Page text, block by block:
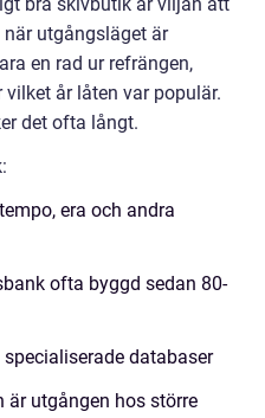
bra skivbutik är viljan att
när utgångsläget är
en rad ur refrängen,
år låten var populär.
det ofta långt.
era och andra
ofta byggd sedan 80-
databaser
är utgången hos större